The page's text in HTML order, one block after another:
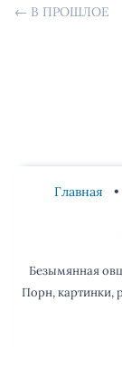
← В ПРОШЛОЕ
Главная
Безымянная
Порн, картинки,